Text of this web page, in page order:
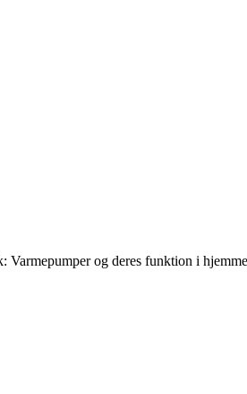
Varmepumper og deres funktion i